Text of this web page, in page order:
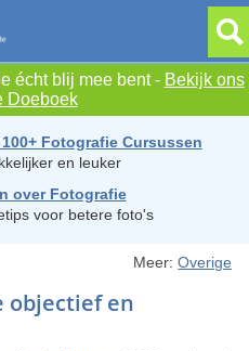
écht blij mee bent - Bekijk ons
Doeboek
Fotografie Cursussen
en leuker
over Fotografie
voor betere foto's
Meer:Overige
objectief en